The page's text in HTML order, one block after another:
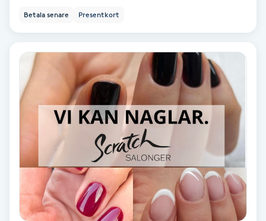
Bottenfärg
Brynformning
Brynfärgning
Brynplockning
Bröllopsuppsättning
Celluliter
Betala senare Presentkort